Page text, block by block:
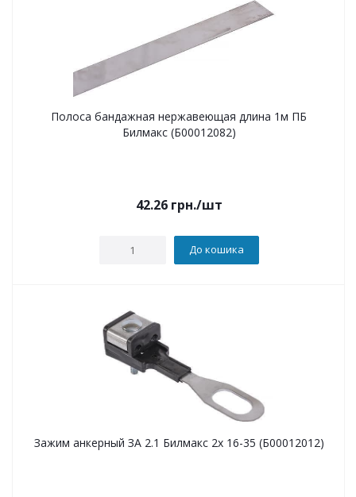
Полоса бандажная нержавеющая длина 1м ПБ
Билмакс (Б00012082)
42.26грн./шт
До кошика
Зажим анкерный ЗА 2.1 Билмакс 2х 16-35 (Б00012012)